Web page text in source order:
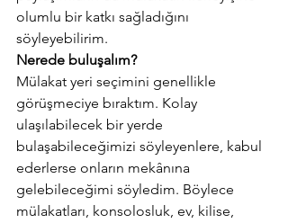
olumlu bir katkı sağladığını
söyleyebilirim.
Nerede buluşalım?
Mülakat yeri seçimini genellikle
görüşmeciye bıraktım. Kolay
ulaşılabilecek bir yerde
bulaşabileceğimizi söyleyenlere, kabul
ederlerse onların mekânına
gelebileceğimi söyledim. Böylece
mülakatları, konsolosluk, ev, kilise,